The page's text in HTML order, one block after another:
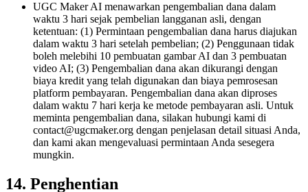
UGC Maker AI menawarkan pengembalian dana dalam
waktu 3 hari sejak pembelian langganan asli, dengan
ketentuan: (1) Permintaan pengembalian dana harus diajukan
dalam waktu 3 hari setelah pembelian; (2) Penggunaan tidak
boleh melebihi 10 pembuatan gambar AI dan 3 pembuatan
video AI; (3) Pengembalian dana akan dikurangi dengan
biaya kredit yang telah digunakan dan biaya pemrosesan
platform pembayaran. Pengembalian dana akan diproses
dalam waktu 7 hari kerja ke metode pembayaran asli. Untuk
meminta pengembalian dana, silakan hubungi kami di
contact@ugcmaker.org dengan penjelasan detail situasi Anda,
dan kami akan mengevaluasi permintaan Anda sesegera
mungkin.
14. Penghentian